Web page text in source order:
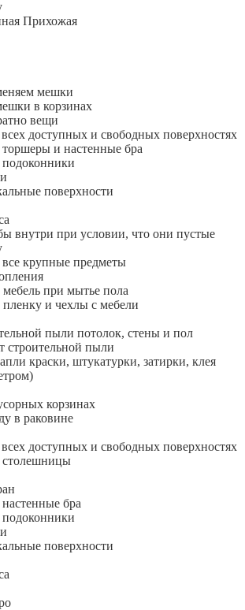
мешки
в корзинах
вещи
доступных и свободных поверхностях
и настенные бра
поверхности
внутри при условии, что они пустые
крупные предметы
при мытье пола
и чехлы с мебели
пыли потолок, стены и пол
строительной пыли
краски, штукатурки, затирки, клея
корзинах
в раковине
доступных и свободных поверхностях
бра
поверхности